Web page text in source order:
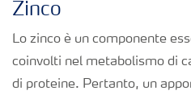
Zinco
Lo zinco è un componente
coinvolti nel metabolismo di
di proteine. Pertanto, un